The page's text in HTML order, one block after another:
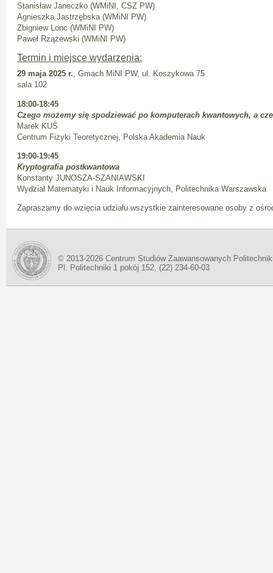
Stanisław Janeczko (WMiNI, CSZ PW)
Agnieszka Jastrzębska (WMiNI PW)
Zbigniew Lonc (WMiNI PW)
Paweł Rzążewski (WMiNI PW)
Termin i miejsce wydarzenia:
29 maja 2025 r., Gmach MiNI PW, ul. Koszykowa 75
sala 102
18:00-18:45
Czego możemy się spodziewać po komputerach kwantowych, a
Marek KUŚ
Centrum Fizyki Teoretycznej, Polska Akademia Nauk
19:00-19:45
Kryptografia postkwantowa
Konstanty JUNOSZA-SZANIAWSKI
Wydział Matematyki i Nauk Informacyjnych, Politechnika Warszawska
Zapraszamy do wzięcia udziału wszystkie zainteresowane osoby z
© 2013-2026 Centrum Studiów Zaawansowanych
Pl. Politechniki 1 pokój 152, (22) 234-60-03